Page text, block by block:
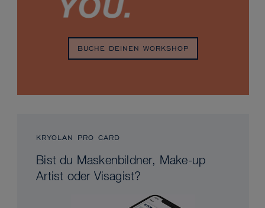
BUCHE DEINEN WORKSHOP
KRYOLAN PRO CARD
Bist du Maskenbildner, Make-up
Artist oder Visagist?